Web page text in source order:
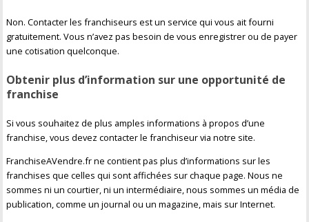
Non. Contacter les franchiseurs est un service qui vous ait fourni
gratuitement. Vous n’avez pas besoin de vous enregistrer ou de payer
une cotisation quelconque.
Obtenir plus d’information sur une opportunité de
franchise
Si vous souhaitez de plus amples informations à propos d’une
franchise, vous devez contacter le franchiseur via notre site.
FranchiseAVendre.fr ne contient pas plus d’informations sur les
franchises que celles qui sont affichées sur chaque page. Nous ne
sommes ni un courtier, ni un intermédiaire, nous sommes un média de
publication, comme un journal ou un magazine, mais sur Internet.